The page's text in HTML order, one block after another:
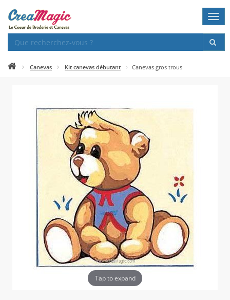
Canevas Kit canevas débutant Canevas gros trous
Tap to expand